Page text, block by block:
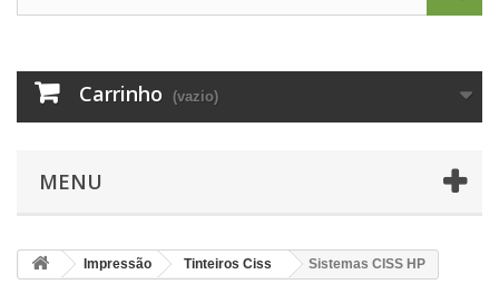
Carrinho (vazio)
MENU
Impressão Tinteiros Ciss Sistemas CISS HP